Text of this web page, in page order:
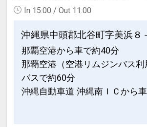
選びいただけます。（和食・
Ｑは定休日あり）
※事前予約要。ホテルレスト
ＥＬ．０９８－９９３－７１
時間９：００～２０：００）
※ＢＢＱも選択可能ですが、
なります。
・４月～１０月までの季節営
ホテルポイント！
●お部屋にミネラルウォータ
♪（おひとり様１泊につき１
●朝食券をランチに変更可能
ランの場合）
In 15:00 / Out 11:00
沖縄県中頭郡北谷町字美浜８
那覇空港から車で約40分
那覇空港（空港リムジンバス
バスで約60分
沖縄自動車道 沖縄南ＩＣから